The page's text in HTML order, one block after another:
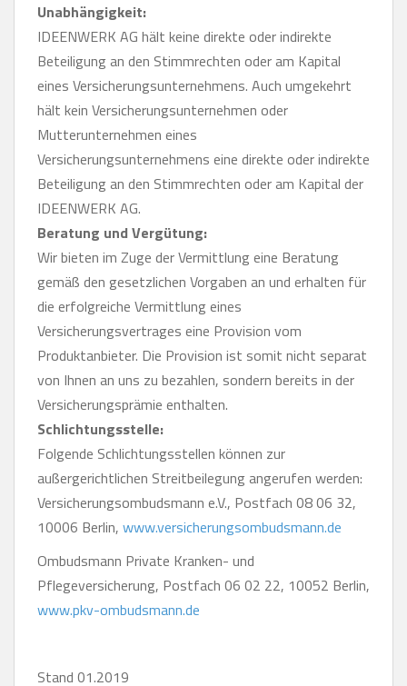
Unabhängigkeit:
IDEENWERK AG hält keine direkte oder indirekte
Beteiligung an den Stimmrechten oder am Kapital
eines Versicherungsunternehmens. Auch umgekehrt
hält kein Versicherungsunternehmen oder
Mutterunternehmen eines
Versicherungsunternehmens eine direkte oder indirekte
Beteiligung an den Stimmrechten oder am Kapital der
IDEENWERK AG.
Beratung und Vergütung:
Wir bieten im Zuge der Vermittlung eine Beratung
gemäß den gesetzlichen Vorgaben an und erhalten für
die erfolgreiche Vermittlung eines
Versicherungsvertrages eine Provision vom
Produktanbieter. Die Provision ist somit nicht separat
von Ihnen an uns zu bezahlen, sondern bereits in der
Versicherungsprämie enthalten.
Schlichtungsstelle:
Folgende Schlichtungsstellen können zur
außergerichtlichen Streitbeilegung angerufen werden:
Versicherungsombudsmann e.V., Postfach 08 06 32,
10006 Berlin, www.versicherungsombudsmann.de
Ombudsmann Private Kranken- und
Pflegeversicherung, Postfach 06 02 22, 10052 Berlin,
www.pkv-ombudsmann.de
Stand 01.2019